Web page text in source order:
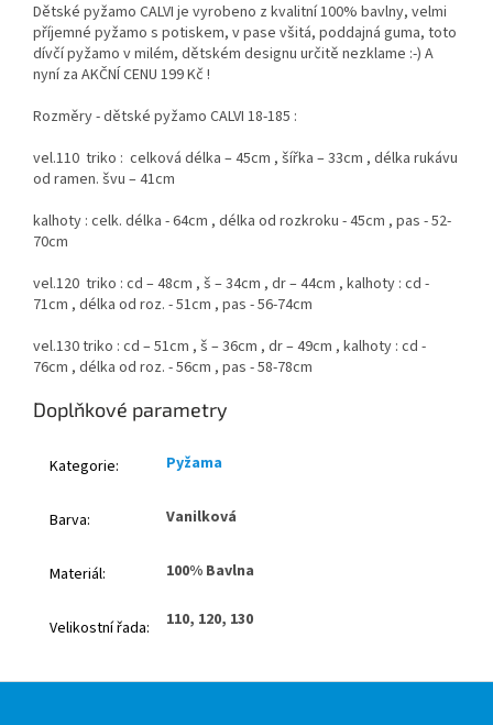
Dětské pyžamo CALVI je vyrobeno z kvalitní 100% bavlny, velmi
příjemné pyžamo s potiskem, v pase všitá, poddajná guma, toto
dívčí pyžamo v milém, dětském designu určitě nezklame :-) A
nyní za AKČNÍ CENU 199 Kč !
Rozměry - dětské pyžamo CALVI 18-185 :
vel.110 triko : celková délka – 45cm , šířka – 33cm , délka rukávu
od ramen. švu – 41cm
kalhoty : celk. délka - 64cm , délka od rozkroku - 45cm , pas - 52-
70cm
vel.120 triko : cd – 48cm , š – 34cm , dr – 44cm , kalhoty : cd -
71cm , délka od roz. - 51cm , pas - 56-74cm
vel.130 triko : cd – 51cm , š – 36cm , dr – 49cm , kalhoty : cd -
76cm , délka od roz. - 56cm , pas - 58-78cm
Doplňkové parametry
Kategorie: Pyžama
Barva: Vanilková
Materiál: 100% Bavlna
Velikostní řada: 110, 120, 130